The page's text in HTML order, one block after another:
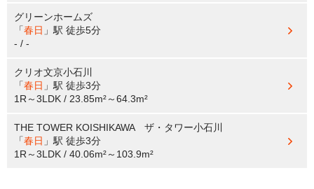
グリーンホームズ
「春日 」駅 徒歩5分
- / -
クリオ文京小石川
「春日 」駅 徒歩3分
1R～3LDK / 23.85m²～64.3m²
THE TOWER KOISHIKAWA ザ・タワー小石川
「春日 」駅 徒歩3分
1R～3LDK / 40.06m²～103.9m²